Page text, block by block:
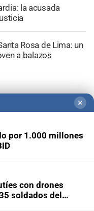
la acusada
Rosa de Lima: un
a balazos
✕
por 1.000 millones
con drones
soldados del